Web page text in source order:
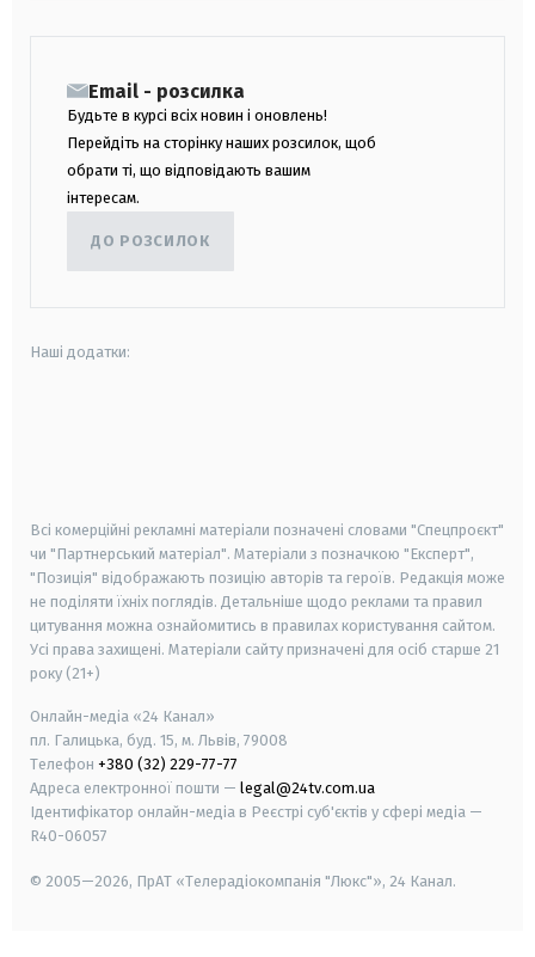
Email - розсилка
Будьте в курсі всіх новин і оновлень!
Перейдіть на сторінку наших розсилок, щоб
обрати ті, що відповідають вашим
інтересам.
ДО РОЗСИЛОК
Наші додатки:
Всі комерційні рекламні матеріали позначені словами "Спецпроєкт"
чи "Партнерський матеріал". Матеріали з позначкою "Експерт",
"Позиція" відображають позицію авторів та героїв. Редакція може
не поділяти їхніх поглядів. Детальніше щодо реклами та правил
цитування можна ознайомитись в правилах користування сайтом.
Усі права захищені. Матеріали сайту призначені для осіб старше 21
року (21+)
Онлайн-медіа «24 Канал»
пл. Галицька, буд. 15, м. Львів, 79008
Телефон +380 (32) 229-77-77
Адреса електронної пошти — legal@24tv.com.ua
Ідентифікатор онлайн-медіа в Реєстрі суб'єктів у сфері медіа —
R40-06057
© 2005—2026, ПрАТ «Телерадіокомпанія "Люкс"», 24 Канал.